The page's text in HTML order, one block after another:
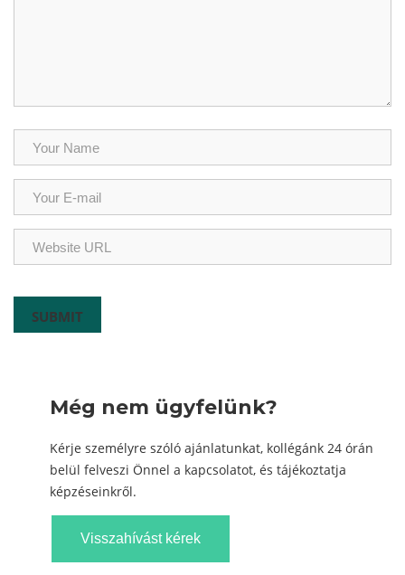
Még nem ügyfelünk?
Kérje személyre szóló ajánlatunkat, kollégánk 24 órán
belül felveszi Önnel a kapcsolatot, és tájékoztatja
képzéseinkről.
Visszahívást kérek